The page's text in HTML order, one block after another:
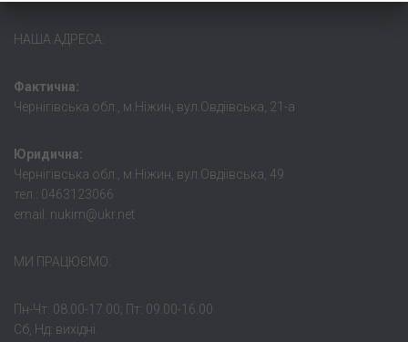
НАША АДРЕСА:
Фактична:
Чернігівська обл., м.Ніжин, вул.Овдіївська, 21-а
Юридична:
Чернігівська обл., м.Ніжин, вул.Овдіівська, 49
тел.: 0463123066
email: nukim@ukr.net
МИ ПРАЦЮЄМО:
Пн-Чт: 08.00-17.00; Пт: 09.00-16.00
Сб, Нд: вихідні.